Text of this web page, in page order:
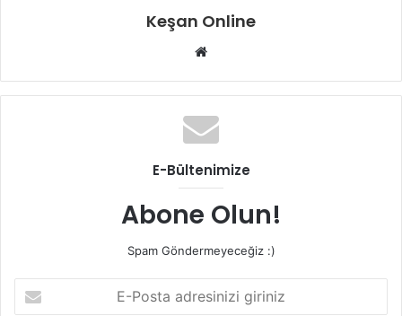
Keşan Online
Web
E-Bültenimize
Abone Olun!
Spam Göndermeyeceğiz :)
Posta